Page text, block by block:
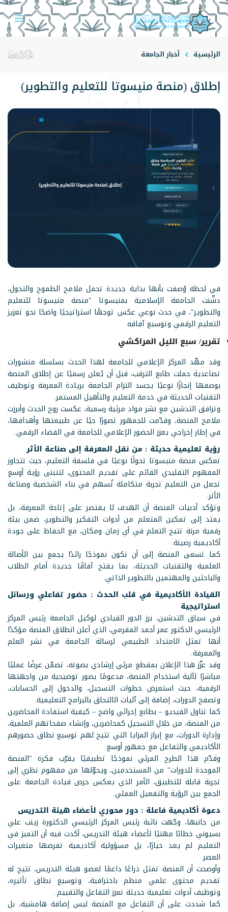
الرئيسية أخبار الجامعة
إطلاق (منصة منيسوتا للتعليم والتطوير)
في لحظة وُصفت بأنها بداية جديدة تحمل ملامح الطموح والتحول،
دشّنت الجامعة الإسلامية بمنيسوتا "منصة منيسوتا للتعليم
والتطوير"، في حدث نوعي عكس توجهًا استراتيجيًا واضحًا نحو تعزيز
التعليم الرقمي وتوسيع آفاقه
تقرير/ سبع الليل المراكشي
وقد مهّد المركز الإعلامي للجامعة لهذا الحدث بسلسلة منشورات
تصاعدية حملت طابع الترقب، قبل أن يُعلن رسميًا عن إطلاق المنصة
بوصفها إنجازًا نوعيًا يجسد التزام الجامعة بريادة المعرفة وتوظيف
التقنيات الحديثة في خدمة التعليم والتأهيل المستمر.
وترافق التدشين مع نشر مواد مرئية رسمية، عكست روح الحدث وأبرزت
ملامح المنصة، وقدّمت للجمهور تصورًا حيًا عن طبيعتها وأهدافها،
في إطار إخراجي يعزز الحضور الإعلامي للجامعة في الفضاء الرقمي.
رؤية تعليمية حديثة : من نقل المعرفة إلى صناعة الأثر
تعكس منصة منيسوتا تحولًا نوعيًا في فلسفة التعليم، حيث تتجاوز
المفهوم التقليدي القائم على تقديم المحتوى، لتتبنى رؤية أوسع
تجعل من التعليم تجربة متكاملة تُسهم في بناء الشخصية وصناعة
الأثر.
وتؤكد أدبيات المنصة أن الهدف لا يقتصر على إتاحة المعرفة، بل
يمتد إلى تمكين المتعلم من أدوات التفكير والتطوير، ضمن بيئة
رقمية مرنة تتيح التعلم في أي زمان ومكان، مع الحفاظ على جودة
أكاديمية رصينة.
كما تسعى المنصة إلى أن تكون نموذجًا رائدًا يجمع بين الأصالة
العلمية والتقنيات الحديثة، بما يفتح آفاقًا جديدة أمام الطلاب
والباحثين والمهتمين بالتطوير الذاتي.
القيادة الأكاديمية في قلب الحدث : حضور تفاعلي ورسائل
استراتيجية
في سياق التدشين، برز الدور القيادي لوكيل الجامعة رئيس المركز
الرئيسي الدكتور عمر أحمد المقرمي، الذي أعلن انطلاق المنصة مؤكدًا
أنها تمثل الامتداد الطبيعي لرسالة الجامعة في نشر العلم
والمعرفة.
وقد عزّز هذا الإعلان بمقطع مرئي إرشادي بصوته، تضمّن عرضًا عمليًا
مباشرًا لآلية استخدام المنصة، مدعومًا بصور توضيحية من واجهتها
الرقمية، حيث استعرض خطوات التسجيل، والدخول إلى الحسابات،
وتصفح الدورات، إضافة إلى آليات الالتحاق بالبرامج التعليمية.
كما تناول الفيديو – بطابع إجرائي واضح – كيفية استفادة المحاضرين
من المنصة، من خلال التسجيل كمحاضرين، وإنشاء صفحاتهم العلمية،
وإدارة الدورات، مع إبراز المزايا التي تتيح لهم توسيع نطاق حضورهم
الأكاديمي والتفاعل مع جمهور أوسع.
وقدّم هذا الطرح المرئي نموذجًا تطبيقيًا يقرّب فكرة "المنصة
الموحدة للدورات" من المستخدمين، ويحوّلها من مفهوم نظري إلى
تجربة قابلة للتطبيق، الأمر الذي يعكس حرص قيادة الجامعة على
الجمع بين الرؤية والتفعيل العملي.
دعوة أكاديمية فاعلة : دور محوري لأعضاء هيئة التدريس
من جانبها، وجّهت نائبة رئيس المركز الرئيسي الدكتورة زينب علي
بسيوني خطابًا مهنيًا لأعضاء هيئة التدريس، أكدت فيه أن التميز في
التعليم لم يعد خيارًا، بل مسؤولية أكاديمية تفرضها متغيرات
العصر.
وأوضحت أن المنصة تمثل ذراعًا داعمًا لعضو هيئة التدريس، تتيح له
تقديم محتوى علمي منظم باحترافية، وتوسيع نطاق تأثيره،
وتوظيف أدوات تعليمية حديثة تعزز التفاعل والتقييم.
كما شددت على أن التفاعل مع المنصة ليس إضافة هامشية، بل